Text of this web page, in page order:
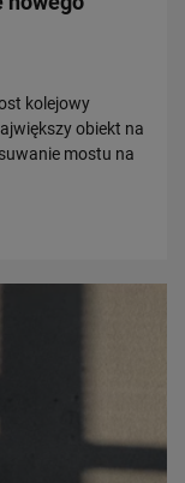
kolejowy
obiekt na
mostu na